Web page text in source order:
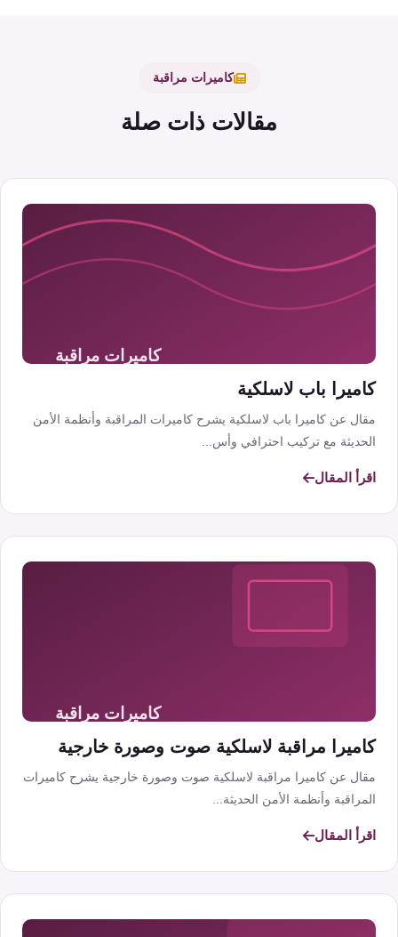
كاميرات مراقبة
مقالات ذات صلة
كاميرا باب لاسلكية
مقال عن كاميرا باب لاسلكية يشرح كاميرات المراقبة وأنظمة الأمن
الحديثة مع تركيب احترافي وأس...
اقرأ المقال
كاميرا مراقبة لاسلكية صوت وصورة خارجية
مقال عن كاميرا مراقبة لاسلكية صوت وصورة خارجية يشرح كاميرات
المراقبة وأنظمة الأمن الحديثة...
اقرأ المقال